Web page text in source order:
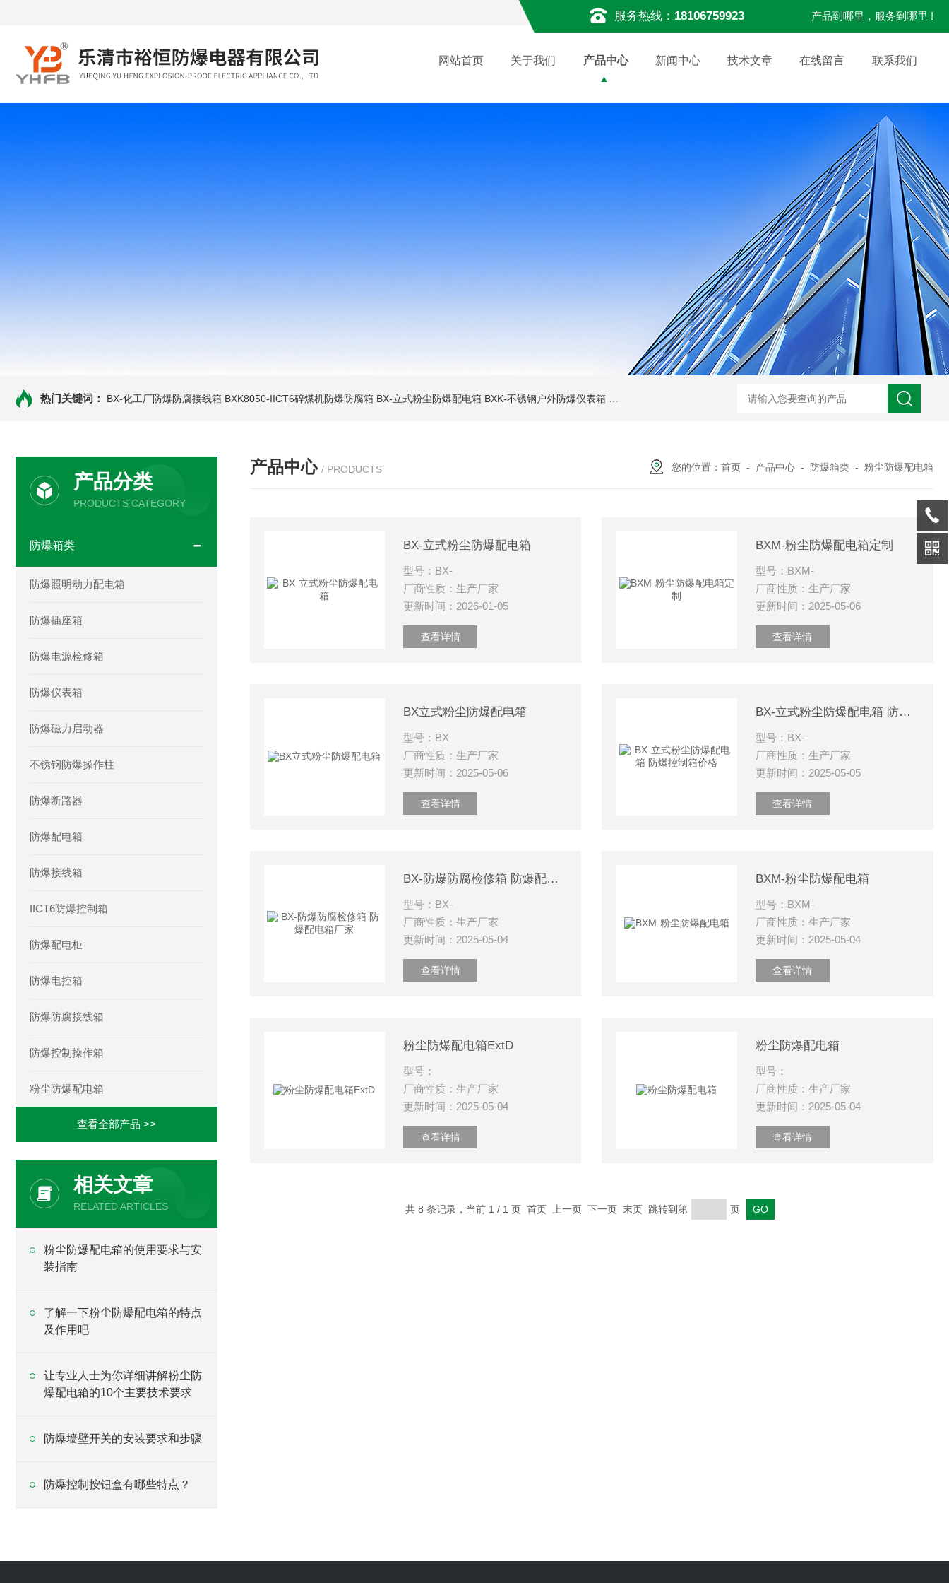
服务热线： 18106759923 产品到哪里，服务到哪里 !
网站首页 关于我们 产品中心 新闻中心 技术文章 在线留言 联系我们
热门关键词： BX-化工厂防爆防腐接线箱 BXK8050-IICT6碎煤机防爆防腐箱 BX-立式粉尘防爆配电箱 BXK-不锈钢户外防爆仪表箱 防爆磁力启动器批发价 BXK-户外防爆仪表箱
产品分类
PRODUCTS CATEGORY
防爆箱类
防爆照明动力配电箱
防爆插座箱
防爆电源检修箱
防爆仪表箱
防爆磁力启动器
不锈钢防爆操作柱
防爆断路器
防爆配电箱
防爆接线箱
IICT6防爆控制箱
防爆配电柜
防爆电控箱
防爆防腐接线箱
防爆控制操作箱
粉尘防爆配电箱
查看全部产品 >>
相关文章
RELATED ARTICLES
粉尘防爆配电箱的使用要求与安
装指南
了解一下粉尘防爆配电箱的特点
及作用吧
让专业人士为你详细讲解粉尘防
爆配电箱的10个主要技术要求
防爆墙壁开关的安装要求和步骤
防爆控制按钮盒有哪些特点？
产品中心 / PRODUCTS 您的位置： 首页 - 产品中心 - 防爆箱类 - 粉尘防爆配电箱
BX-立式粉尘防爆配电箱
型号：BX-
厂商性质：生产厂家
更新时间：2026-01-05
查看详情
BXM-粉尘防爆配电箱定制
型号：BXM-
厂商性质：生产厂家
更新时间：2025-05-06
查看详情
BX立式粉尘防爆配电箱
型号：BX
厂商性质：生产厂家
更新时间：2025-05-06
查看详情
BX-立式粉尘防爆配电箱 防爆控制箱价格
型号：BX-
厂商性质：生产厂家
更新时间：2025-05-05
查看详情
BX-防爆防腐检修箱 防爆配电箱厂家
型号：BX-
厂商性质：生产厂家
更新时间：2025-05-04
查看详情
BXM-粉尘防爆配电箱
型号：BXM-
厂商性质：生产厂家
更新时间：2025-05-04
查看详情
粉尘防爆配电箱ExtD
型号：
厂商性质：生产厂家
更新时间：2025-05-04
查看详情
粉尘防爆配电箱
型号：
厂商性质：生产厂家
更新时间：2025-05-04
查看详情
共 8 条记录，当前 1 / 1 页 首页 上一页 下一页 末页 跳转到第 页